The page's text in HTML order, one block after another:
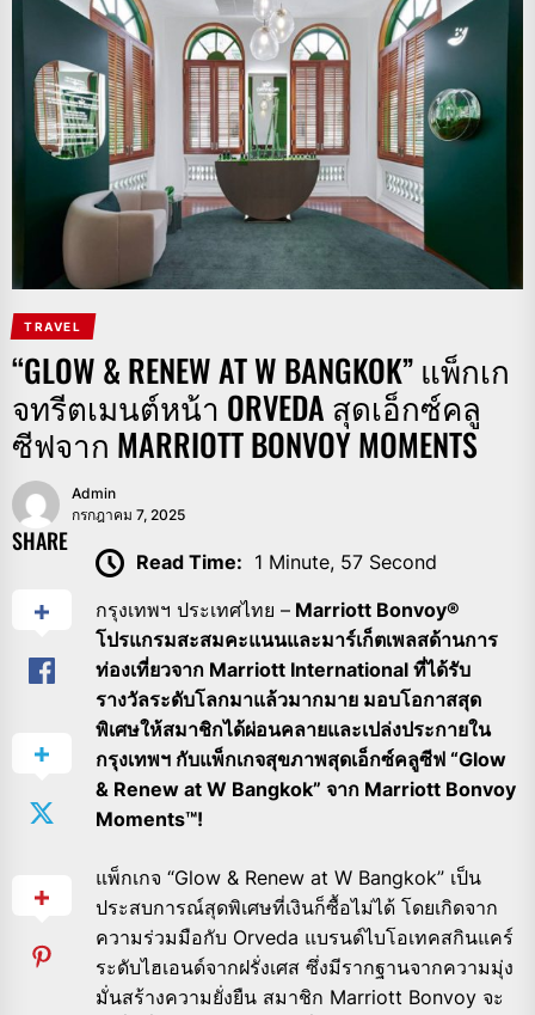
TRAVEL
“GLOW & RENEW AT W BANGKOK” แพ็กเก
จทรีตเมนต์หน้า ORVEDA สุดเอ็กซ์คลู
ซีฟจาก MARRIOTT BONVOY MOMENTS
Admin
กรกฎาคม 7, 2025
SHARE
Read Time: 1 Minute, 57 Second
กรุงเทพฯ ประเทศไทย – Marriott Bonvoy®
โปรแกรมสะสมคะแนนและมาร์เก็ตเพลสด้านการ
ท่องเที่ยวจาก Marriott International ที่ได้รับ
รางวัลระดับโลกมาแล้วมากมาย มอบโอกาสสุด
พิเศษให้สมาชิกได้ผ่อนคลายและเปล่งประกายใน
กรุงเทพฯ กับแพ็กเกจสุขภาพสุดเอ็กซ์คลูซีฟ “Glow
& Renew at W Bangkok” จาก Marriott Bonvoy
Moments™!
แพ็กเกจ “Glow & Renew at W Bangkok” เป็น
ประสบการณ์สุดพิเศษที่เงินก็ซื้อไม่ได้ โดยเกิดจาก
ความร่วมมือกับ Orveda แบรนด์ไบโอเทคสกินแคร์
ระดับไฮเอนด์จากฝรั่งเศส ซึ่งมีรากฐานจากความมุ่ง
มั่นสร้างความยั่งยืน สมาชิก Marriott Bonvoy จะ